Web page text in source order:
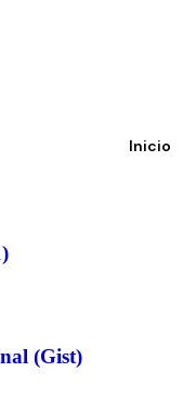
Inicio
(Gist)